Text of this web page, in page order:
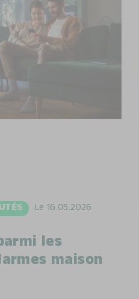
Le 16.05.2026
les
maison